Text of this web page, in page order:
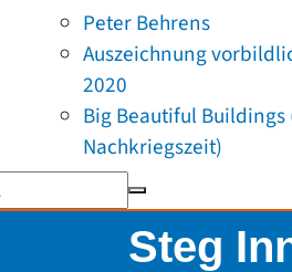
Peter Behrens
Auszeichnung
2020
Big Beautiful
Nachkriegszeit)
Steg